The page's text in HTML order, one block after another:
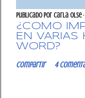
Publicado por Carla OlSe
¿CÓMO
EN VARIAS
WORD?
Compartir 4